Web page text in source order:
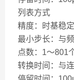
列表方式
精度：时基稳
最小步长：与
点数：1～801
转换时间：与